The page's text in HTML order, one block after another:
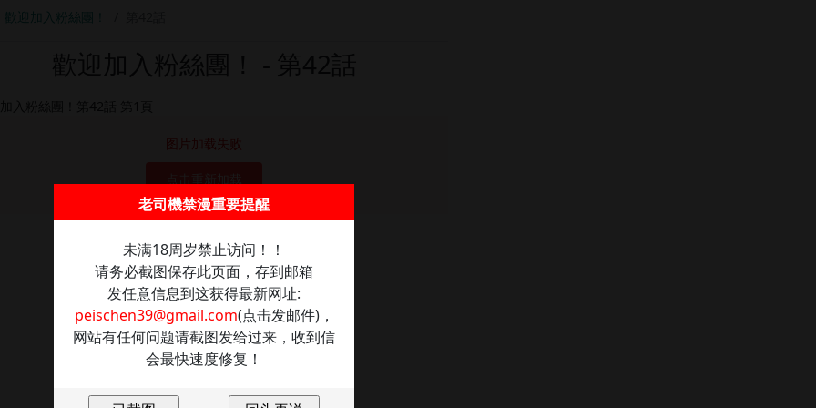
歡迎加入粉絲團！
图片加载失败
老司機禁漫重要提醒
未满18周岁禁止访问！！
请务必截图保存此页面，存到邮箱
发任意信息到这获得最新网址:
peischen39@gmail.com(点击发邮件)，
网站有任何问题请截图发给过来，收到信
会最快速度修复！